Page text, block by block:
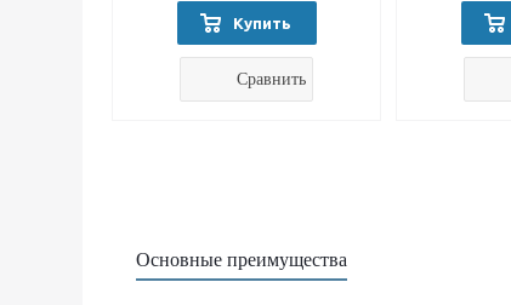
Купить
Сравнить
Основные преимущества